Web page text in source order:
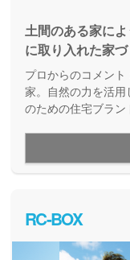
土間のある家に
に取り入れた家づ
プロからのコメント
家。自然の力を活
のための住宅ブラ
をご提案していま
アウトドアグッズ
いが適正価格で建
RC-BOX